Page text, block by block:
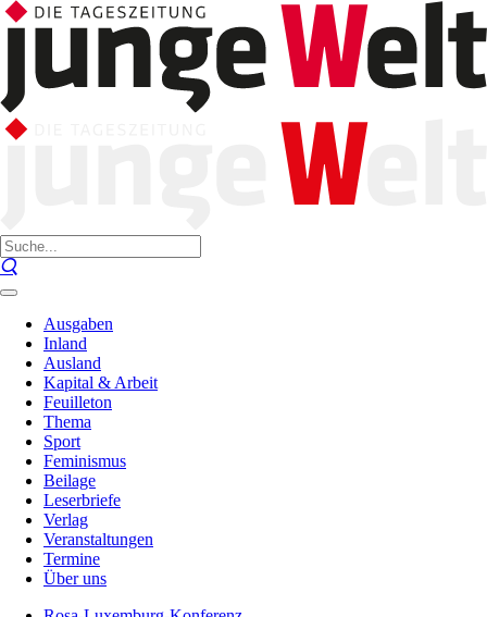
Ausgaben
Inland
Ausland
Kapital & Arbeit
Feuilleton
Thema
Sport
Feminismus
Beilage
Leserbriefe
Verlag
Veranstaltungen
Termine
Über uns